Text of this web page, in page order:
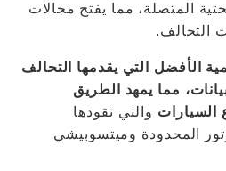
المتصلة، مما يفتح مجالات
التحالف.
الأفضل التي يقدمها التحالف
مما يمهد الطريق
السيارات والتي تقودها
المحدودة وميتسوبيشي